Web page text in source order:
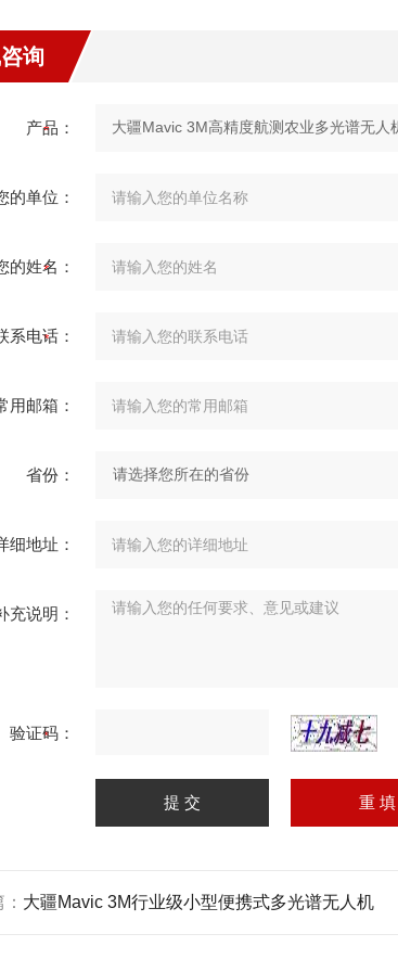
询
产品：
的单位：
的姓名：
系电话：
用邮箱：
省份：
细地址：
充说明：
验证码：
大疆Mavic 3M行业级小型便携式多光谱无人机